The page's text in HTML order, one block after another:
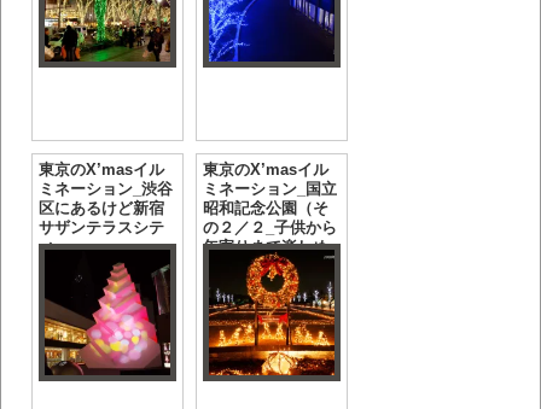
東京のX’masイル
ミネーション_渋谷
区にあるけど新宿
サザンテラスシテ
ィ
東京のX’masイル
ミネーション_国立
昭和記念公園（そ
の２／２_子供から
年寄りまで楽しめ